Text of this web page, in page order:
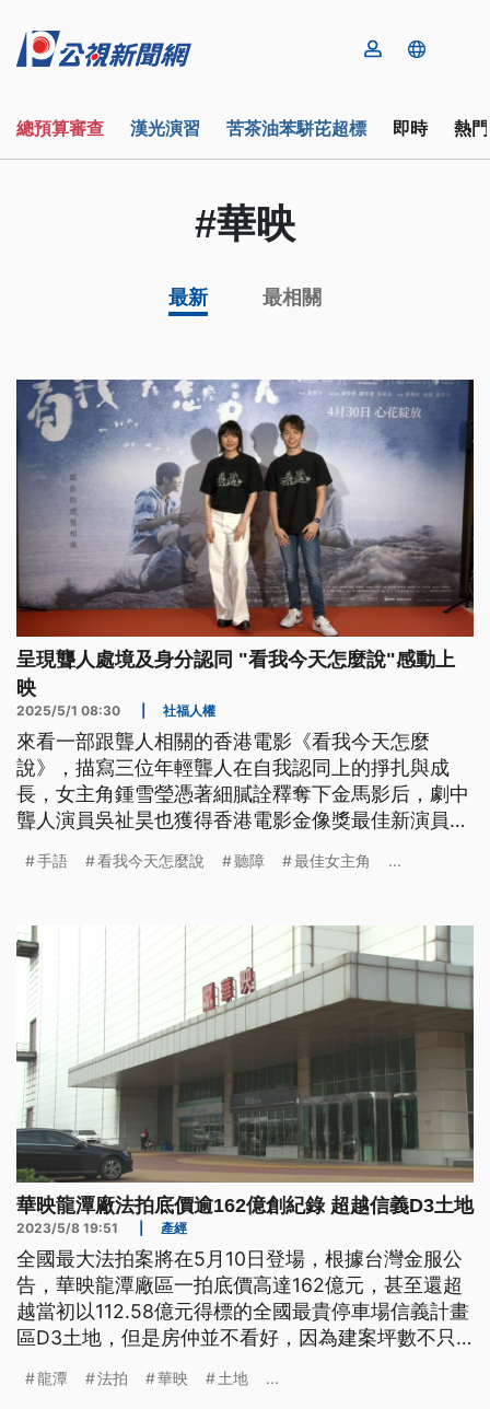
總預算審查 漢光演習 苦茶油苯駢芘超標 即時 熱
#華映
最新 最相關
呈現聾人處境及身分認同 "看我今天怎麼說"感動上
映
2025/5/1 08:30 社福人權
來看一部跟聾人相關的香港電影《看我今天怎麼
說》，描寫三位年輕聾人在自我認同上的掙扎與成
長，女主角鍾雪瑩憑著細膩詮釋奪下金馬影后，劇中
聾人演員吳祉昊也獲得香港電影金像獎最佳新演員提
人與聽障朋友看完後都表示，電影呈現出他們的真實
手語 看我今天怎麼說 聽障 最佳女主角 ...
華映龍潭廠法拍底價逾162億創紀錄 超越信義D3土地
2023/5/8 19:51 產經
全國最大法拍案將在5月10日登場，根據台灣金服公
告，華映龍潭廠區一拍底價高達162億元，甚至還超
越當初以112.58億元得標的全國最貴停車場信義計畫
區D3土地，但是房仲並不看好，因為建案坪數不只
機率大增。
龍潭 法拍 華映 土地 ...